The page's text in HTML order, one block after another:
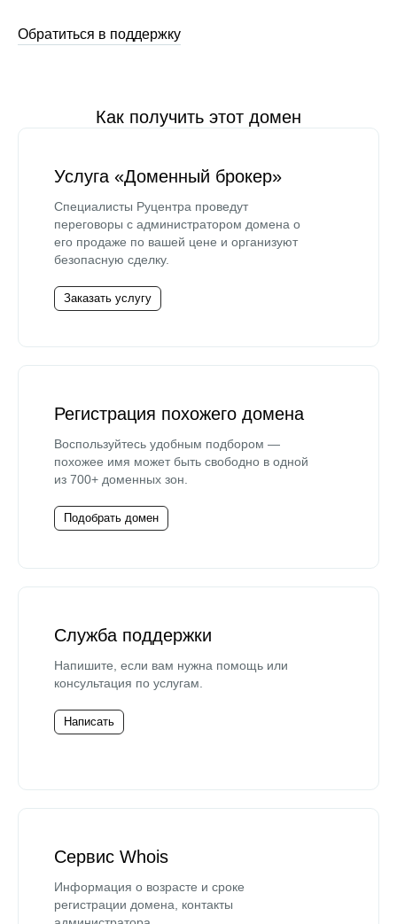
Обратиться в поддержку
Как получить этот домен
Услуга «Доменный брокер»
Специалисты Руцентра проведут
переговоры с администратором домена о
его продаже по вашей цене и организуют
безопасную сделку.
Заказать услугу
Регистрация похожего домена
Воспользуйтесь удобным подбором —
похожее имя может быть свободно в одной
из 700+ доменных зон.
Подобрать домен
Служба поддержки
Напишите, если вам нужна помощь или
консультация по услугам.
Написать
Сервис Whois
Информация о возрасте и сроке
регистрации домена, контакты